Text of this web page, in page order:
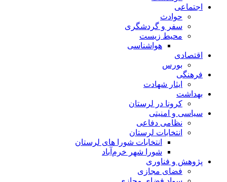
اجتماعی
حوادث
سفر و گردشگری
محیط زیست
هواشناسی
اقتصادی
بورس
فرهنگی
ایثار شهادت
بهداشت
کرونا در لرستان
سیاسی و امنیتی
نظامی دفاعی
انتخابات لرستان
انتخابات شورا های لرستان
شورا شهر خرم‌آباد
پژوهش و فناوری
فضای مجازی